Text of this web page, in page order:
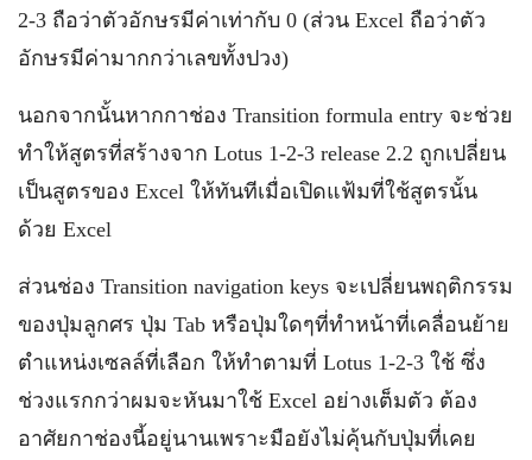
2-3 ถือว่าตัวอักษรมีค่าเท่ากับ 0 (ส่วน Excel ถือว่าตัว
อักษรมีค่ามากกว่าเลขทั้งปวง)
นอกจากนั้นหากกาช่อง Transition formula entry จะช่วย
ทำให้สูตรที่สร้างจาก Lotus 1-2-3 release 2.2 ถูกเปลี่ยน
เป็นสูตรของ Excel ให้ทันทีเมื่อเปิดแฟ้มที่ใช้สูตรนั้น
ด้วย Excel
ส่วนช่อง Transition navigation keys จะเปลี่ยนพฤติกรรม
ของปุ่มลูกศร ปุ่ม Tab หรือปุ่มใดๆที่ทำหน้าที่เคลื่อนย้าย
ตำแหน่งเซลล์ที่เลือก ให้ทำตามที่ Lotus 1-2-3 ใช้ ซึ่ง
ช่วงแรกกว่าผมจะหันมาใช้ Excel อย่างเต็มตัว ต้อง
อาศัยกาช่องนี้อยู่นานเพราะมือยังไม่คุ้นกับปุ่มที่เคย